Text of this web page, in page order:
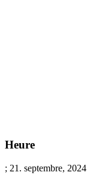
Heure
; 21. septembre, 2024